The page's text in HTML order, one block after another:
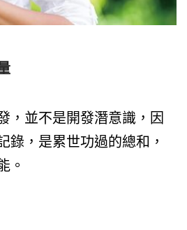
，並不是開發潛意識，因
錄，是累世功過的總和，
。